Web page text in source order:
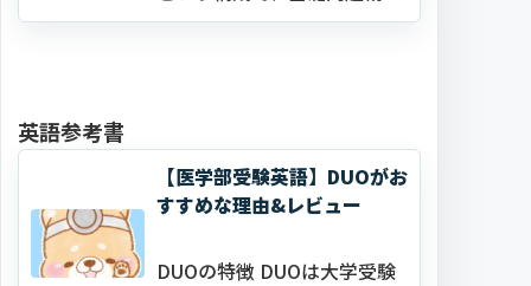
と同じく解説が丁寧であるこ
英語参考書
【医学部受験英語】DUOがお
すすめな理由&レビュー
DUOの特徴 DUOは大学受験